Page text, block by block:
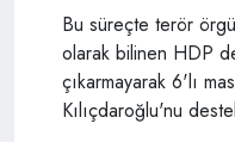
Bu süreçte terör
olarak bilinen HDP
çıkarmayarak 6'lı
Kılıçdaroğlu'nu